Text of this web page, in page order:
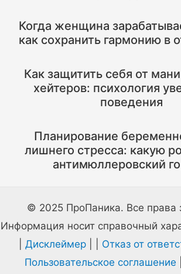
Когда женщина
как сохранить гармонию в
Как защитить себя от
хейтеров: психология
поведения
Планирование
лишнего стресса: какую
антимюллеровский
© 2025 ПроПаника. Все
Информация носит справочный
Дисклеймер Отказ от
Пользовательское соглашение